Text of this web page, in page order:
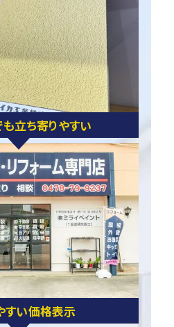
立ち寄りやすい
すい価格表示